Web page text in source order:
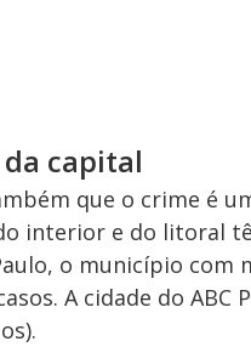
capital
que o crime é
interior e do litoral
o município
A cidade do ABC